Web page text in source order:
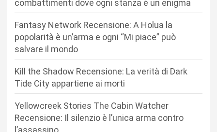
combattimenti dove ogni stanza è un enigma
Fantasy Network Recensione: A Holua la
popolarità è un’arma e ogni “Mi piace” può
salvare il mondo
Kill the Shadow Recensione: La verità di Dark
Tide City appartiene ai morti
Yellowcreek Stories The Cabin Watcher
Recensione: Il silenzio è l’unica arma contro
l’assassino